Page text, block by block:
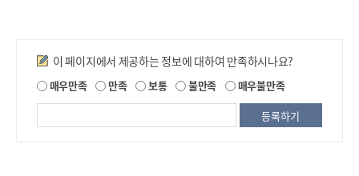
만족도조사
이 페이지에서 제공하는 정보에 대하여 만족하시나요?
매우만족 만족 보통 불만족 매우불만족
공
되
는